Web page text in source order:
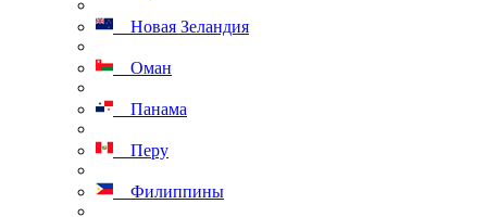
Новая Зеландия
Оман
Панама
Перу
Филиппины